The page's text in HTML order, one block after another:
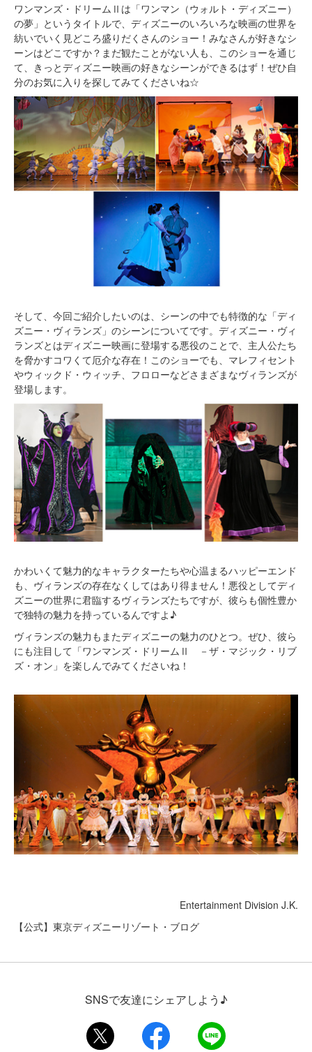
ワンマンズ・ドリームⅡは「ワンマン（ウォルト・ディズニー）
の夢」というタイトルで、ディズニーのいろいろな映画の世界を
紡いでいく見どころ盛りだくさんのショー！みなさんが好きなシ
ーンはどこですか？まだ観たことがない人も、このショーを通じ
て、きっとディズニー映画の好きなシーンができるはず！ぜひ自
分のお気に入りを探してみてくださいね☆
そして、今回ご紹介したいのは、シーンの中でも特徴的な「ディ
ズニー・ヴィランズ」のシーンについてです。ディズニー・ヴィ
ランズとはディズニー映画に登場する悪役のことで、主人公たち
を脅かすコワくて厄介な存在！このショーでも、マレフィセント
やウィックド・ウィッチ、フロローなどさまざまなヴィランズが
登場します。
かわいくて魅力的なキャラクターたちや心温まるハッピーエンド
も、ヴィランズの存在なくしてはあり得ません！悪役としてディ
ズニーの世界に君臨するヴィランズたちですが、彼らも個性豊か
で独特の魅力を持っているんですよ♪
ヴィランズの魅力もまたディズニーの魅力のひとつ。ぜひ、彼ら
にも注目して「ワンマンズ・ドリームⅡ －ザ・マジック・リブ
ズ・オン」を楽しんでみてくださいね！
Entertainment Division J.K.
【公式】東京ディズニーリゾート・ブログ
SNSで友達にシェアしよう♪